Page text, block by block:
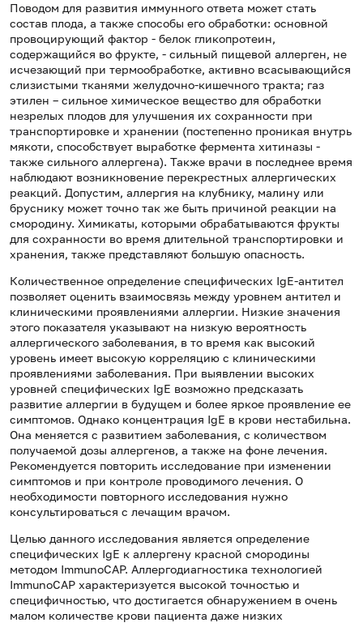
Поводом для развития иммунного ответа может стать
состав плода, а также способы его обработки: основной
провоцирующий фактор - белок гликопротеин,
содержащийся во фрукте, - сильный пищевой аллерген, не
исчезающий при термообработке, активно всасывающийся
слизистыми тканями желудочно-кишечного тракта; газ
этилен – сильное химическое вещество для обработки
незрелых плодов для улучшения их сохранности при
транспортировке и хранении (постепенно проникая внутрь
мякоти, способствует выработке фермента хитиназы -
также сильного аллергена). Также врачи в последнее время
наблюдают возникновение перекрестных аллергических
реакций. Допустим, аллергия на клубнику, малину или
бруснику может точно так же быть причиной реакции на
смородину. Химикаты, которыми обрабатываются фрукты
для сохранности во время длительной транспортировки и
хранения, также представляют большую опасность.
Количественное определение специфических IgE-антител
позволяет оценить взаимосвязь между уровнем антител и
клиническими проявлениями аллергии. Низкие значения
этого показателя указывают на низкую вероятность
аллергического заболевания, в то время как высокий
уровень имеет высокую корреляцию с клиническими
проявлениями заболевания. При выявлении высоких
уровней специфических IgE возможно предсказать
развитие аллергии в будущем и более яркое проявление ее
симптомов. Однако концентрация IgE в крови нестабильна.
Она меняется с развитием заболевания, с количеством
получаемой дозы аллергенов, а также на фоне лечения.
Рекомендуется повторить исследование при изменении
симптомов и при контроле проводимого лечения. О
необходимости повторного исследования нужно
консультироваться с лечащим врачом.
Целью данного исследования является определение
специфических IgE к аллергену красной смородины
методом ImmunoCAP. Аллергодиагностика технологией
ImmunoCAP характеризуется высокой точностью и
специфичностью, что достигается обнаружением в очень
малом количестве крови пациента даже низких